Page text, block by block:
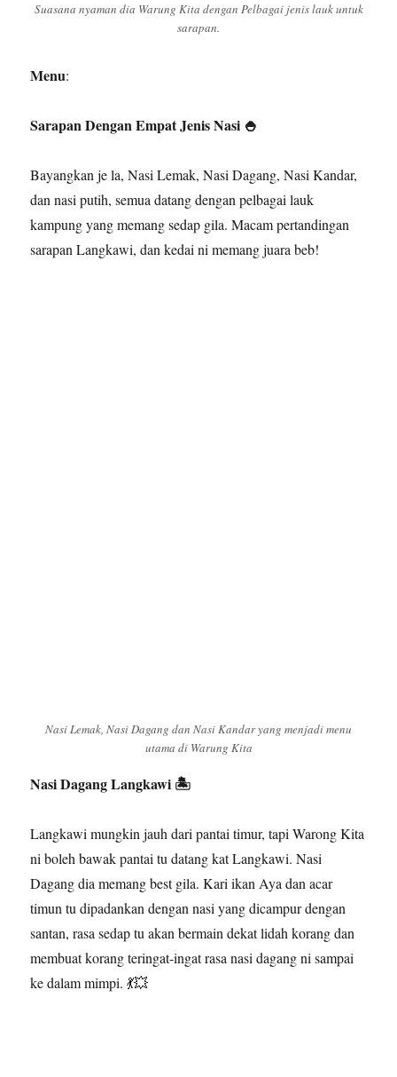
Suasana nyaman dia Warung Kita dengan Pelbagai jenis lauk untuk
sarapan.
Menu:
Sarapan Dengan Empat Jenis Nasi 🍚
Bayangkan je la, Nasi Lemak, Nasi Dagang, Nasi Kandar,
dan nasi putih, semua datang dengan pelbagai lauk
kampung yang memang sedap gila. Macam pertandingan
sarapan Langkawi, dan kedai ni memang juara beb!
Nasi Lemak, Nasi Dagang dan Nasi Kandar yang menjadi menu
utama di Warung Kita
Nasi Dagang Langkawi 🏝️
Langkawi mungkin jauh dari pantai timur, tapi Warong Kita
ni boleh bawak pantai tu datang kat Langkawi. Nasi
Dagang dia memang best gila. Kari ikan Aya dan acar
timun tu dipadankan dengan nasi yang dicampur dengan
santan, rasa sedap tu akan bermain dekat lidah korang dan
membuat korang teringat-ingat rasa nasi dagang ni sampai
ke dalam mimpi. 💃💥